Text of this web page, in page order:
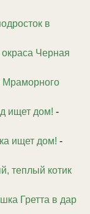
в
Черная
ищет дом! -
ищет дом! -
теплый котик
Гретта в дар